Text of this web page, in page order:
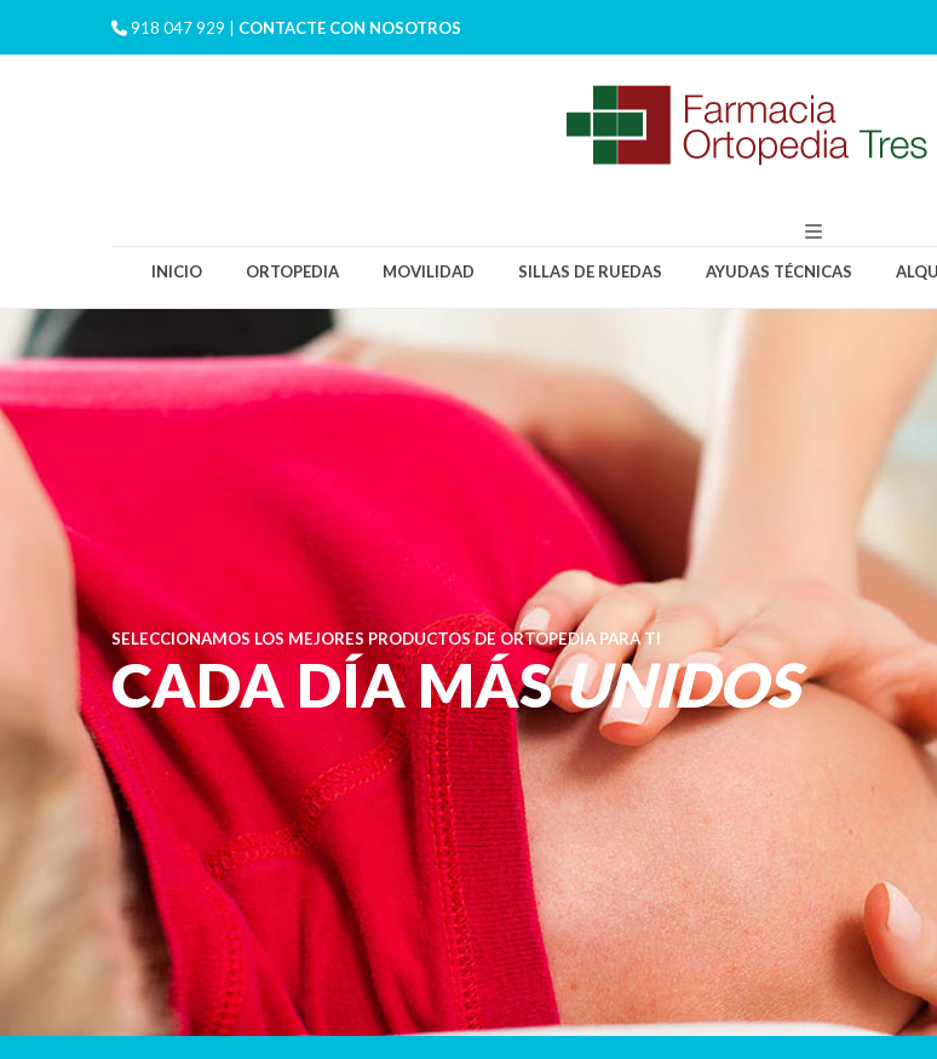
918 047 929 | CONTACTE CON NOSOTROS
INICIO ORTOPEDIA MOVILIDAD SILLAS DE RUEDAS AYUDAS TÉCNICAS
SELECCIONAMOS LOS MEJORES PRODUCTOS DE ORTOPEDIA PARA TI
CADA DÍA MÁSUNIDOS